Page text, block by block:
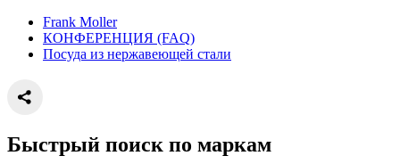
Frank Moller
КОНФЕРЕНЦИЯ (FAQ)
Посуда из нержавеющей стали
Быстрый поиск по маркам